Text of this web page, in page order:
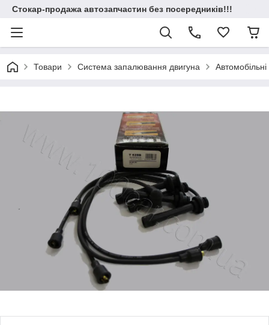
Стокар-продажа автозапчастин без посередників!!!
Товари Система запалювання двигуна